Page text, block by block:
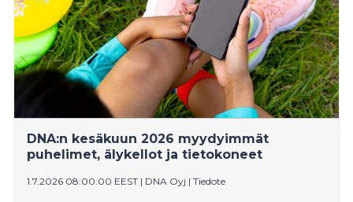
DNA:n kesäkuun 2026 myydyimmät
puhelimet, älykellot ja tietokoneet
1.7.2026 08:00:00 EEST | DNA Oyj | Tiedote